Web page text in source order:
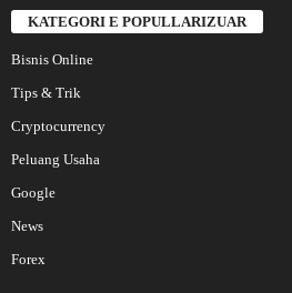
KATEGORI E POPULLARIZUAR
Bisnis Online
Tips & Trik
Cryptocurrency
Peluang Usaha
Google
News
Forex